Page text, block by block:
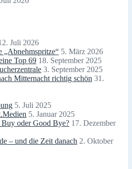
Juli 2026
„Abnehmspritze“ 5. März 2026
Top 69 18. September 2025
3. September 2025
Mitternacht richtig schön 31.
5. Juli 2025
5. Januar 2025
oder Good Bye? 17. Dezember
– und die Zeit danach 2. Oktober